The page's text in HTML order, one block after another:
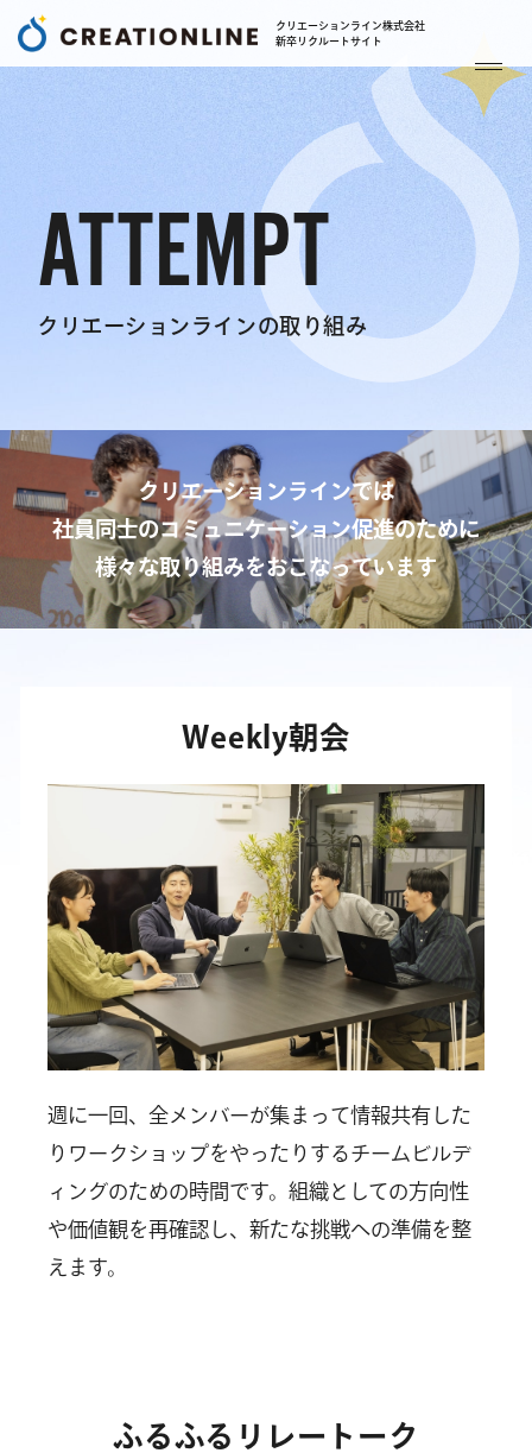
クリエーションライン株式会社
新卒リクルートサイト
クリエーションラインの取り組み
ATTEMPT
クリエーションラインでは
社員同士のコミュニケーション促進のために
様々な取り組みをおこなっています
Weekly朝会
週に一回、全メンバーが集まって情報共有した
りワークショップをやったりするチームビルデ
ィングのための時間です。組織としての方向性
や価値観を再確認し、新たな挑戦への準備を整
えます。
ふるふるリレートーク